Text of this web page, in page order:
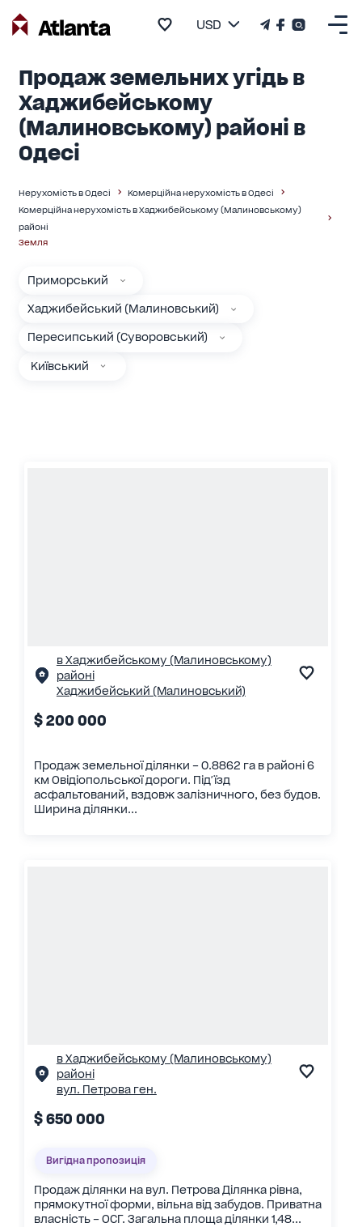
USD
Продаж земельних угідь в
Хаджибейському
(Малиновському) районі в
Одесі
Нерухомість в Одесі
Комерційна нерухомість в Одесі
Комерційна нерухомість в Хаджибейському (Малиновському)
районі
Земля
Приморський
Хаджибейський (Малиновський)
Пересипський (Суворовський)
Київський
в Хаджибейському (Малиновському)
районі
Хаджибейський (Малиновський)
$ 200 000
Продаж земельної ділянки – 0.8862 га в районі 6
км Овідіопольської дороги. Під'їзд
асфальтований, вздовж залізничного, без будов.
Ширина ділянки...
в Хаджибейському (Малиновському)
районі
вул. Петрова ген.
$ 650 000
Вигідна пропозиція
Продаж ділянки на вул. Петрова Ділянка рівна,
прямокутної форми, вільна від забудов. Приватна
власність – ОСГ. Загальна площа ділянки 1,48...